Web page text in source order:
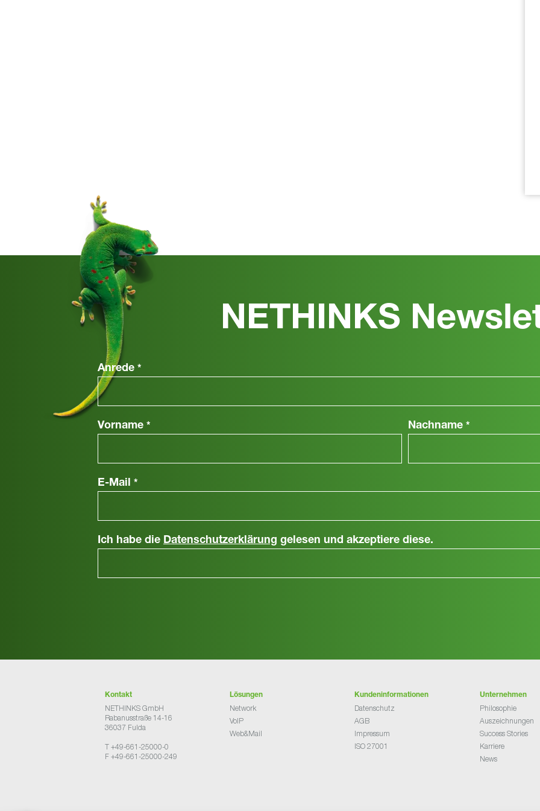
NETHINKS
Anrede *
Vorname * Nachname *
E-Mail *
Ich habe die Datenschutzerklärung gelesen und akzeptiere diese.
Kontakt
NETHINKS GmbH
Rabanusstraße 14-16
36037 Fulda
T +49-661-25000-0
F +49-661-25000-249
Lösungen
Network
VoIP
Web&Mail
Kundeninformationen
Datenschutz
AGB
Impressum
ISO 27001
Unternehmen
Philosophie
Auszeichnungen
Success Stories
Karriere
News